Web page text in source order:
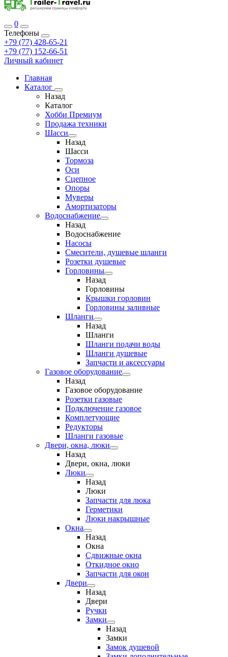
0
Телефоны
+79 (77) 428-65-21
+79 (77) 152-66-51
Личный кабинет
Главная
Каталог
Назад
Каталог
Хобби Премиум
Продажа техники
Шасси
Назад
Шасси
Тормоза
Оси
Сцепное
Опоры
Муверы
Амортизаторы
Водоснабжение
Назад
Водоснабжение
Насосы
Смесители, душевые шланги
Розетки душевые
Горловины
Назад
Горловины
Крышки горловин
Горловины заливные
Шланги
Назад
Шланги
Шланги подачи воды
Шланги душевые
Запчасти и аксессуары
Газовое оборудование
Назад
Газовое оборудование
Розетки газовые
Подключение газовое
Комплетующие
Редукторы
Шланги газовые
Двери, окна, люки
Назад
Двери, окна, люки
Люки
Назад
Люки
Запчасти для люка
Герметики
Люки накрышные
Окна
Назад
Окна
Сдвижные окна
Откидное окно
Запчасти для окон
Двери
Назад
Двери
Ручки
Замки
Назад
Замки
Замок душевой